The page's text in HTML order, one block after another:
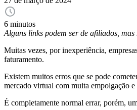
6 minutos
Alguns links podem ser de afiliados, mas
Muitas vezes, por inexperiência,
faturamento.
Existem muitos erros que se pode
mercado virtual com muita empolgação e
É completamente normal errar, porém,